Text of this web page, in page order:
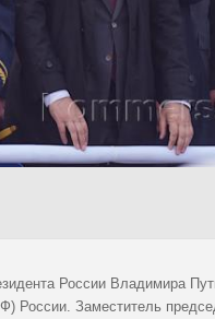
России Владимира
России. Заместитель